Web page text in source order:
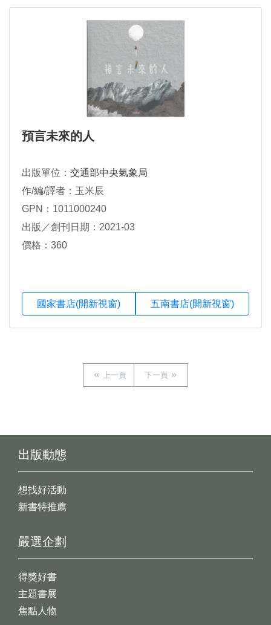
預言未來的人
出版單位： 交通部中央氣象局
作/編/譯者：玉米辰
GPN：1011000240
出版／創刊日期：2021-03
價格：360
國家書店(開新視窗) 五南書店(開新視窗)
上一頁 下一頁
出版動態
想找好活動
新書特推薦
嚴選企劃
得獎好書
主題書展
焦點人物